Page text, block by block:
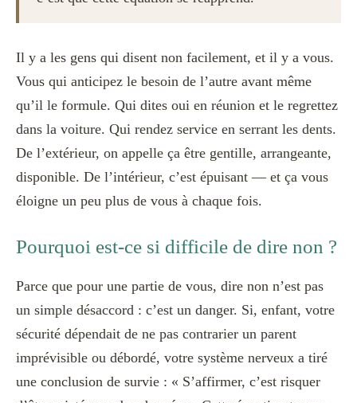
Il y a les gens qui disent non facilement, et il y a vous.
Vous qui anticipez le besoin de l’autre avant même
qu’il le formule. Qui dites oui en réunion et le regrettez
dans la voiture. Qui rendez service en serrant les dents.
De l’extérieur, on appelle ça être gentille, arrangeante,
disponible. De l’intérieur, c’est épuisant — et ça vous
éloigne un peu plus de vous à chaque fois.
Pourquoi est-ce si difficile de dire non ?
Parce que pour une partie de vous, dire non n’est pas
un simple désaccord : c’est un danger. Si, enfant, votre
sécurité dépendait de ne pas contrarier un parent
imprévisible ou débordé, votre système nerveux a tiré
une conclusion de survie : « S’affirmer, c’est risquer